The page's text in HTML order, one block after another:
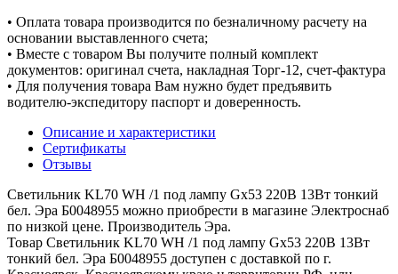
• Оплата товара производится по безналичному расчету на
основании выставленного счета;
• Вместе с товаром Вы получите полный комплект
документов: оригинал счета, накладная Торг-12, счет-фактура
• Для получения товара Вам нужно будет предъявить
водителю-экспедитору паспорт и доверенность.
Описание и характеристики
Сертификаты
Отзывы
Светильник KL70 WH /1 под лампу Gx53 220В 13Вт тонкий
бел. Эра Б0048955 можно приобрести в магазине Электроснаб
по низкой цене. Производитель Эра.
Товар Светильник KL70 WH /1 под лампу Gx53 220В 13Вт
тонкий бел. Эра Б0048955 доступен с доставкой по г.